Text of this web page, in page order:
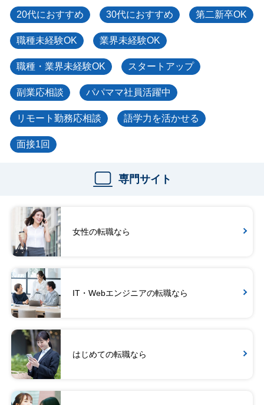
20代におすすめ 30代におすすめ 第二新卒OK
職種未経験OK 業界未経験OK
職種・業界未経験OK スタートアップ
副業応相談 パパママ社員活躍中
リモート勤務応相談 語学力を活かせる
面接1回
専門サイト
女性の転職なら
IT・Webエンジニアの転職なら
はじめての転職なら